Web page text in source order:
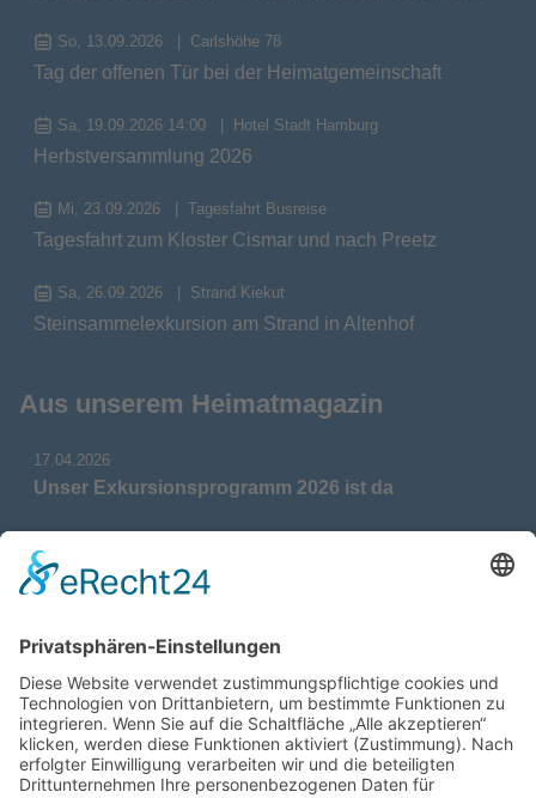
So, 13.09.2026 Carlshöhe 78
Tag der offenen Tür bei der Heimatgemeinschaft
Sa, 19.09.2026 14:00 Hotel Stadt Hamburg
Herbstversammlung 2026
Mi, 23.09.2026 Tagesfahrt Busreise
Tagesfahrt zum Kloster Cismar und nach Preetz
Sa, 26.09.2026 Strand Kiekut
Steinsammelexkursion am Strand in Altenhof
Aus unserem Heimatmagazin
17.04.2026
Unser Exkursionsprogramm 2026 ist da
17.04.2026
Verdienstmedaille für Telse Stoy
Das war: Munition im Meer
17.04.2026
Fahrtenprogramm 2026 ist fertig